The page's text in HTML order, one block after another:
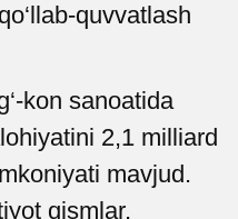
quvvatlash
kon sanoatida
2,1 milliard
mavjud.
qismlar,